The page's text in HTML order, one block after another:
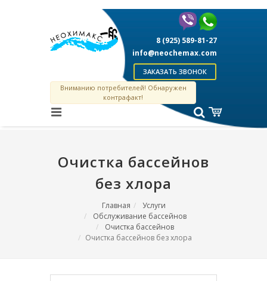
Вниманию потребителей! Обнаружен
контрафакт!
8 (925) 589-81-27
info@neochemax.com
ЗАКАЗАТЬ ЗВОНОК
Очистка бассейнов
без хлора
Главная
Услуги
Обслуживание бассейнов
Очистка бассейнов
Очистка бассейнов без хлора